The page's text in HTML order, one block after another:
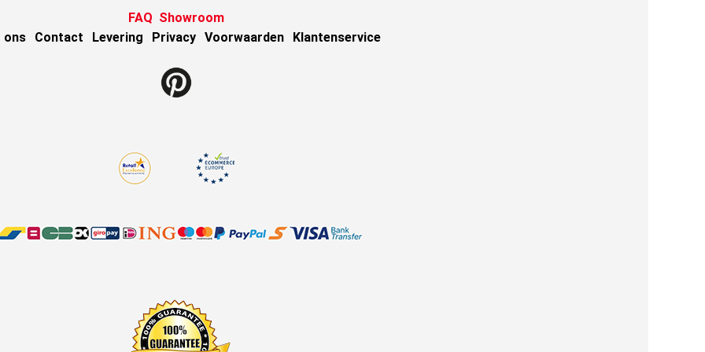
FAQ Showroom
ons
Contact Levering Privacy Voorwaarden Klantenservice